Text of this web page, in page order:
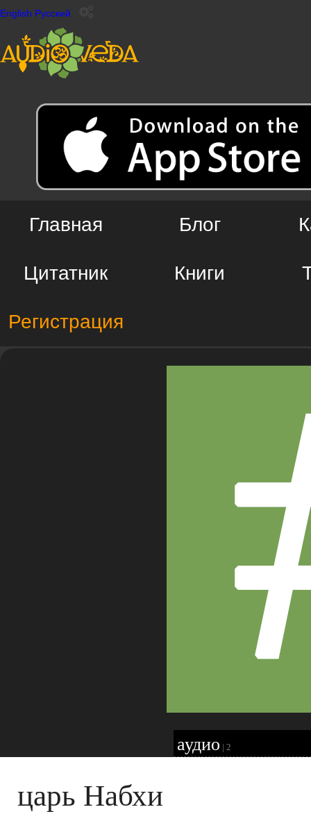
English Русский
Главная Блог
Цитатник Книги
Регистрация
аудио | 2
царь Набхи